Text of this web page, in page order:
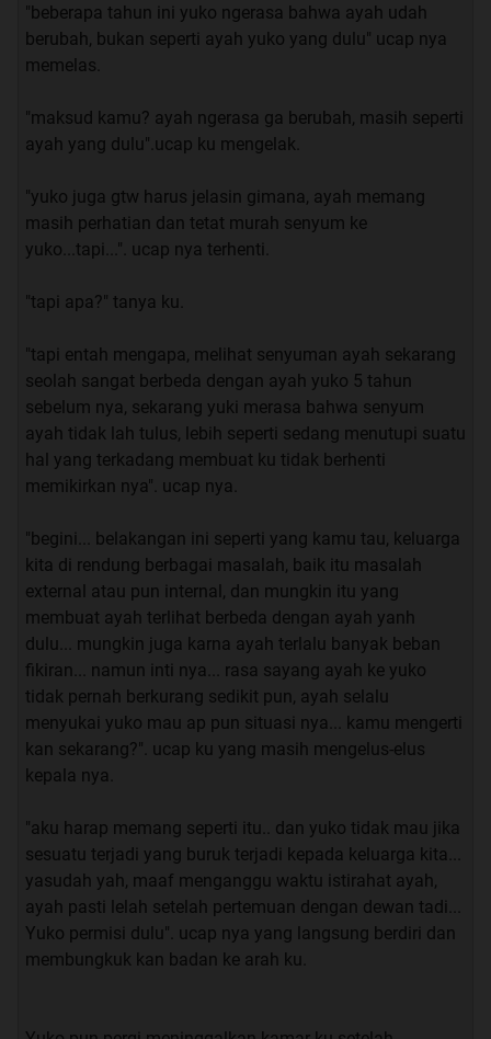
"beberapa tahun ini yuko ngerasa bahwa ayah udah
berubah, bukan seperti ayah yuko yang dulu" ucap nya
memelas.
"maksud kamu? ayah ngerasa ga berubah, masih seperti
ayah yang dulu".ucap ku mengelak.
"yuko juga gtw harus jelasin gimana, ayah memang
masih perhatian dan tetat murah senyum ke
yuko...tapi...". ucap nya terhenti.
"tapi apa?" tanya ku.
"tapi entah mengapa, melihat senyuman ayah sekarang
seolah sangat berbeda dengan ayah yuko 5 tahun
sebelum nya, sekarang yuki merasa bahwa senyum
ayah tidak lah tulus, lebih seperti sedang menutupi suatu
hal yang terkadang membuat ku tidak berhenti
memikirkan nya". ucap nya.
"begini... belakangan ini seperti yang kamu tau, keluarga
kita di rendung berbagai masalah, baik itu masalah
external atau pun internal, dan mungkin itu yang
membuat ayah terlihat berbeda dengan ayah yanh
dulu... mungkin juga karna ayah terlalu banyak beban
fikiran... namun inti nya... rasa sayang ayah ke yuko
tidak pernah berkurang sedikit pun, ayah selalu
menyukai yuko mau ap pun situasi nya... kamu mengerti
kan sekarang?". ucap ku yang masih mengelus-elus
kepala nya.
"aku harap memang seperti itu.. dan yuko tidak mau jika
sesuatu terjadi yang buruk terjadi kepada keluarga kita...
yasudah yah, maaf menganggu waktu istirahat ayah,
ayah pasti lelah setelah pertemuan dengan dewan tadi...
Yuko permisi dulu". ucap nya yang langsung berdiri dan
membungkuk kan badan ke arah ku.